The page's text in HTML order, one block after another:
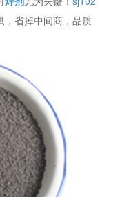
，省掉中间商，品质